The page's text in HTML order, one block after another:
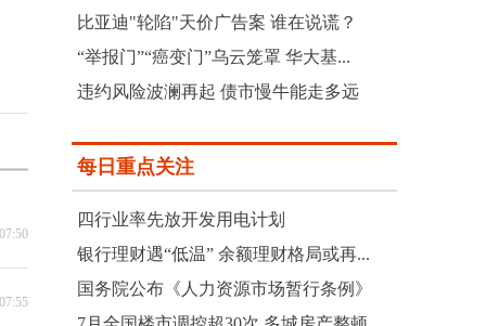
比亚迪"轮陷"天价广告案 谁在说谎？
“举报门”“癌变门”乌云笼罩 华大基...
违约风险波澜再起 债市慢牛能走多远
每日重点关注
四行业率先放开发用电计划
银行理财遇“低温” 余额理财格局或再...
国务院公布《人力资源市场暂行条例》